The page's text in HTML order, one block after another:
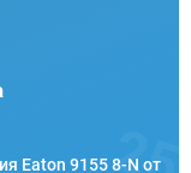
Eaton 9155 8-N от